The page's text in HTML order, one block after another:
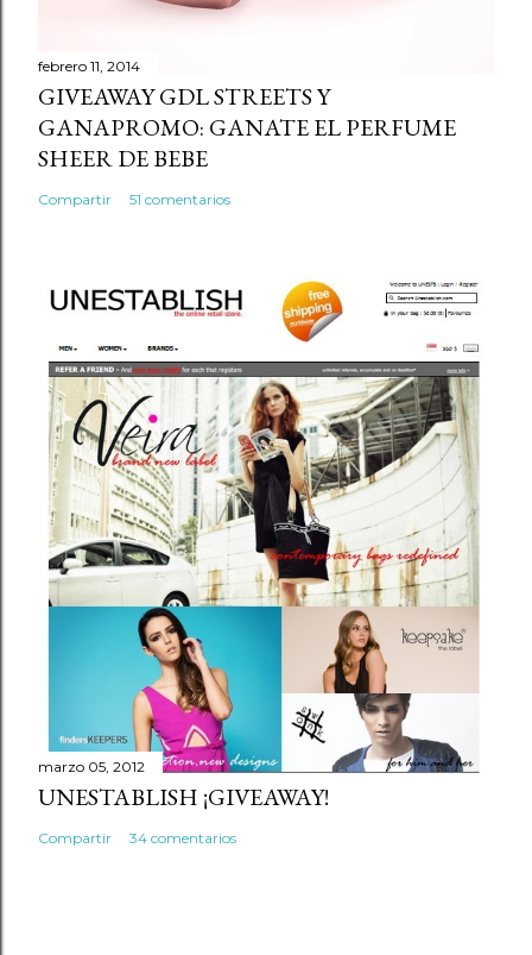
febrero 11, 2014
GIVEAWAY GDL STREETS Y
GANAPROMO: GANATE EL PERFUME
SHEER DE BEBE
Compartir 51 comentarios
marzo 05, 2012
UNESTABLISH ¡GIVEAWAY!
Compartir 34 comentarios